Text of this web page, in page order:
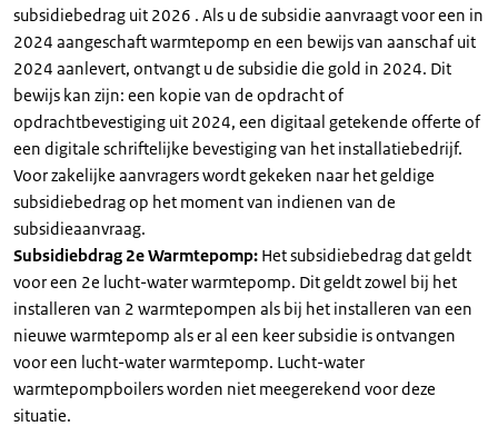
subsidiebedrag uit 2026 . Als u de subsidie aanvraagt voor een in
2024 aangeschaft warmtepomp en een bewijs van aanschaf uit
2024 aanlevert, ontvangt u de subsidie die gold in 2024. Dit
bewijs kan zijn: een kopie van de opdracht of
opdrachtbevestiging uit 2024, een digitaal getekende offerte of
een digitale schriftelijke bevestiging van het installatiebedrijf.
Voor zakelijke aanvragers wordt gekeken naar het geldige
subsidiebedrag op het moment van indienen van de
subsidieaanvraag.
Subsidiebdrag 2e Warmtepomp: Het subsidiebedrag dat geldt
voor een 2e lucht-water warmtepomp. Dit geldt zowel bij het
installeren van 2 warmtepompen als bij het installeren van een
nieuwe warmtepomp als er al een keer subsidie is ontvangen
voor een lucht-water warmtepomp. Lucht-water
warmtepompboilers worden niet meegerekend voor deze
situatie.